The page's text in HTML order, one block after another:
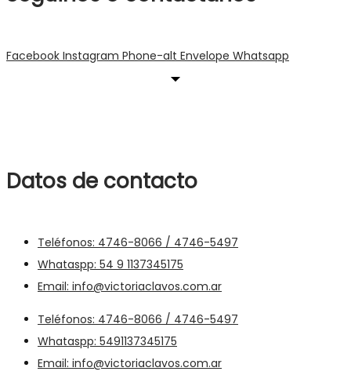
Facebook Instagram Phone-alt Envelope Whatsapp
Datos de contacto
Teléfonos: 4746-8066 / 4746-5497
Whataspp: 54 9 1137345175
Email: info@victoriaclavos.com.ar
Teléfonos: 4746-8066 / 4746-5497
Whataspp: 5491137345175
Email: info@victoriaclavos.com.ar